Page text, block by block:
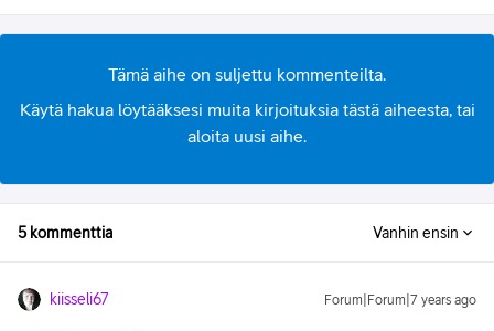
Tämä aihe on suljettu kommenteilta.
Käytä hakua löytääksesi muita kirjoituksia tästä aiheesta, tai
aloita uusi aihe.
5 kommenttia Vanhin ensin
kiisseli67 Forum|Forum|7 years ago